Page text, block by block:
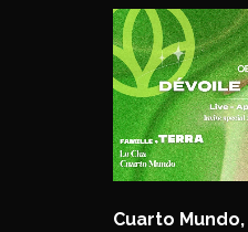
Cuarto Mundo,